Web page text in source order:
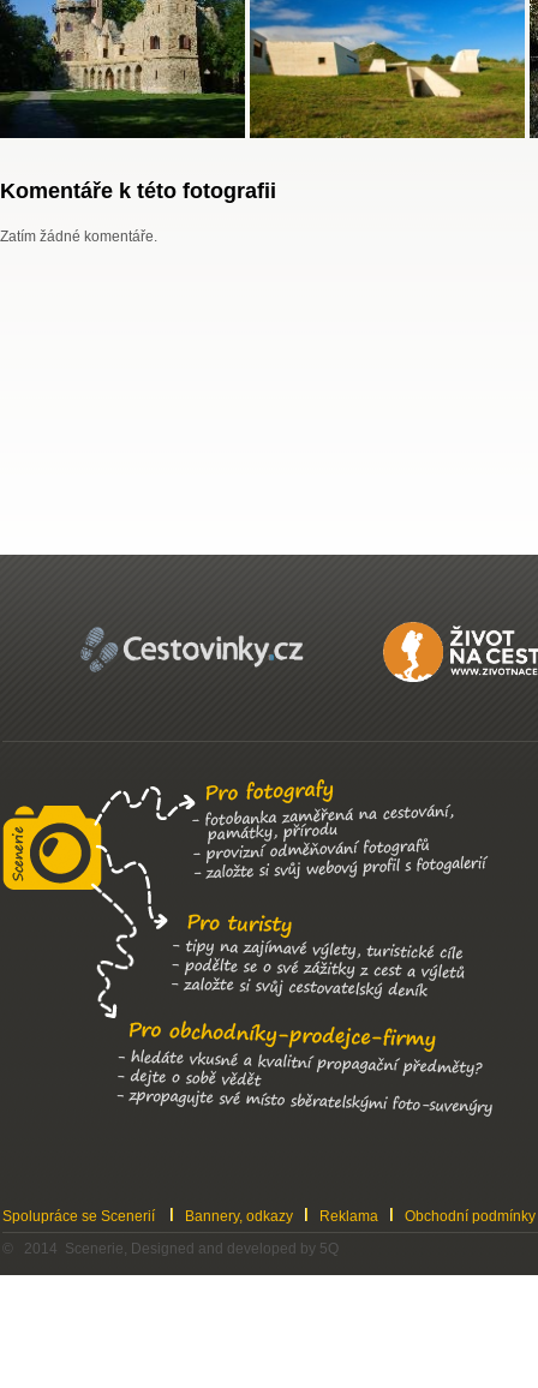
Komentáře k této fotografii
Zatím žádné komentáře.
Spolupráce se Scenerií Bannery, odkazy Reklama
Obchodní podmínky
© 2014 Scenerie, Designed and developed by 5Q